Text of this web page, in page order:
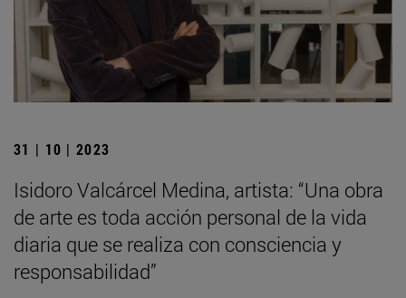
31 | 10 | 2023
Isidoro Valcárcel Medina, artista: “Una obra
de arte es toda acción personal de la vida
diaria que se realiza con consciencia y
responsabilidad”